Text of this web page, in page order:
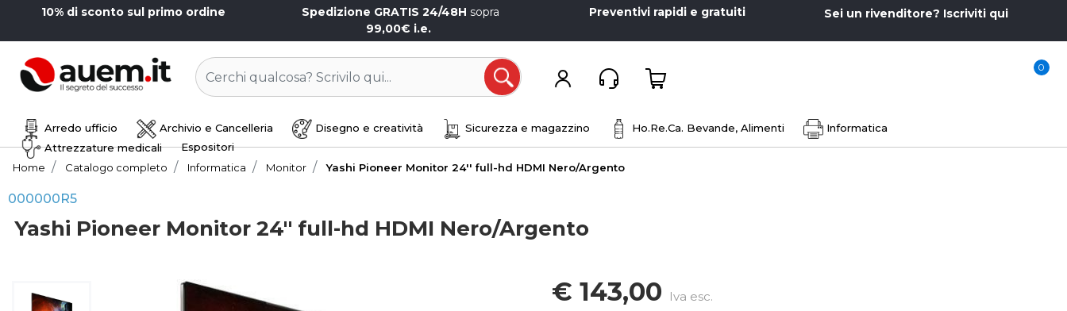
10% di sconto sul primo ordine Spedizione GRATIS 24/48H sopra
99,00€ i.e.
Preventivi rapidi e gratuiti Sei un rivenditore? Iscriviti qui
0
Arredo ufficio Archivio e Cancelleria Disegno e creatività Sicurezza e magazzino Ho.Re.Ca. Bevande, Alimenti
Informatica
Attrezzature medicali
Espositori
Home
Catalogo completo Informatica Monitor Yashi Pioneer Monitor 24'' full-hd HDMI Nero/Argento
000000R5
Yashi Pioneer Monitor 24'' full-hd HDMI Nero/Argento
€ 143,00 Iva esc.